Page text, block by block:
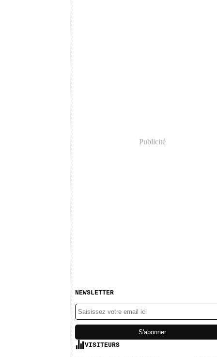
Publicité
NEWSLETTER
VISITEURS